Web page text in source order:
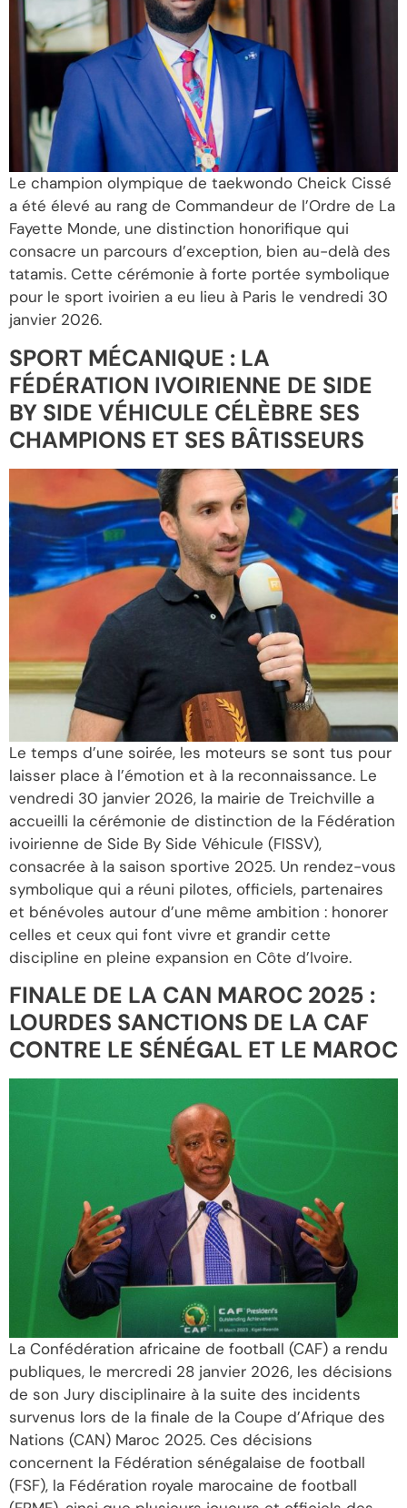
Le champion olympique de taekwondo Cheick Cissé
a été élevé au rang de Commandeur de l’Ordre de La
Fayette Monde, une distinction honorifique qui
consacre un parcours d’exception, bien au-delà des
tatamis. Cette cérémonie à forte portée symbolique
pour le sport ivoirien a eu lieu à Paris le vendredi 30
janvier 2026.
SPORT MÉCANIQUE : LA
FÉDÉRATION IVOIRIENNE DE SIDE
BY SIDE VÉHICULE CÉLÈBRE SES
CHAMPIONS ET SES BÂTISSEURS
Le temps d’une soirée, les moteurs se sont tus pour
laisser place à l’émotion et à la reconnaissance. Le
vendredi 30 janvier 2026, la mairie de Treichville a
accueilli la cérémonie de distinction de la Fédération
ivoirienne de Side By Side Véhicule (FISSV),
consacrée à la saison sportive 2025. Un rendez-vous
symbolique qui a réuni pilotes, officiels, partenaires
et bénévoles autour d’une même ambition : honorer
celles et ceux qui font vivre et grandir cette
discipline en pleine expansion en Côte d’Ivoire.
FINALE DE LA CAN MAROC 2025 :
LOURDES SANCTIONS DE LA CAF
CONTRE LE SÉNÉGAL ET LE MAROC
La Confédération africaine de football (CAF) a rendu
publiques, le mercredi 28 janvier 2026, les décisions
de son Jury disciplinaire à la suite des incidents
survenus lors de la finale de la Coupe d’Afrique des
Nations (CAN) Maroc 2025. Ces décisions
concernent la Fédération sénégalaise de football
(FSF), la Fédération royale marocaine de football